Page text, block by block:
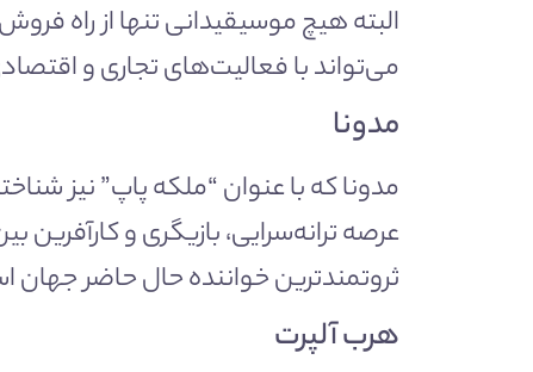
البته هیچ موسیقیدانی تنها از راه
می‌تواند با فعالیت‌های تجاری و
مدونا
عرصه ترانه‌سرایی، بازیگری و کارآفرین
ثروتمندترین خواننده حال حاضر جهان
هرب آلپرت